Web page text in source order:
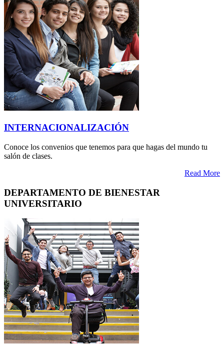
INTERNACIONALIZACIÓN
Conoce los convenios que tenemos para que hagas del mundo tu
salón de clases.
Read More
DEPARTAMENTO DE BIENESTAR
UNIVERSITARIO